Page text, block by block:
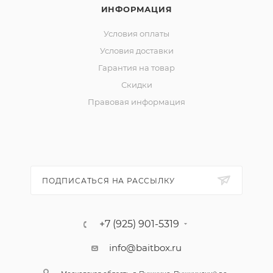
ИНФОРМАЦИЯ
Условия оплаты
Условия доставки
Гарантия на товар
Скидки
Правовая информация
ПОДПИСАТЬСЯ НА РАССЫЛКУ
+7 (925) 901-5319
info@baitbox.ru